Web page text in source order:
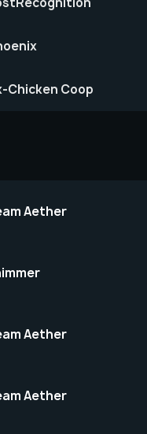
Chicken Coop
Aether
Aether
Aether